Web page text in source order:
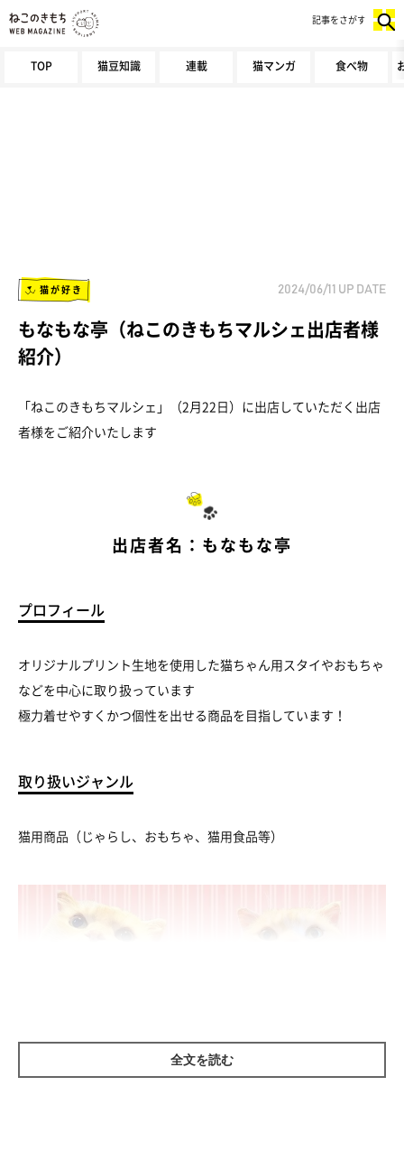
TOP 猫豆知識 連載 猫マンガ 食べ物
記事をさがす
猫が好き 2024/06/11 UP DATE
もなもな亭（ねこのきもちマルシェ出店者様
紹介）
「ねこのきもちマルシェ」（2月22日）に出店していただく出店
者様をご紹介いたします
出店者名：もなもな亭
プロフィール
オリジナルプリント生地を使用した猫ちゃん用スタイやおもちゃ
などを中心に取り扱っています
極力着せやすくかつ個性を出せる商品を目指しています！
取り扱いジャンル
猫用商品（じゃらし、おもちゃ、猫用食品等）
全文を読む